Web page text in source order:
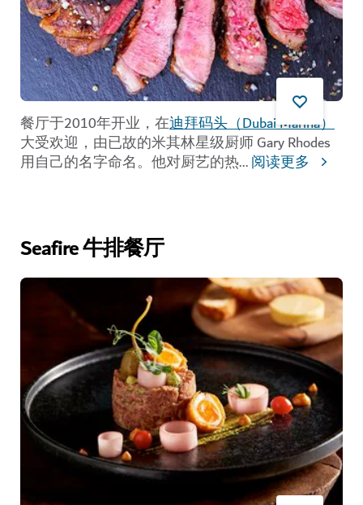
餐厅于2010年开业，在迪拜码头（Dubai Marina）
大受欢迎，由已故的米其林星级厨师 Gary Rhodes
用自己的名字命名。他对厨艺的热...阅读更多
Seafire 牛排餐厅